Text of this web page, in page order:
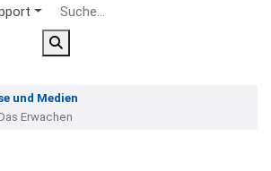
und Medien
Erwachen